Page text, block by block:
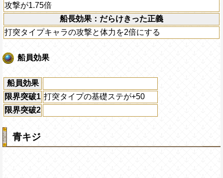
攻撃が1.75倍
船長効果：だらけきった正義
打突タイプキャラの攻撃と体力を2倍にする
船員効果
船員効果
限界突破1 打突タイプの基礎ステが+50
限界突破2
青キジ